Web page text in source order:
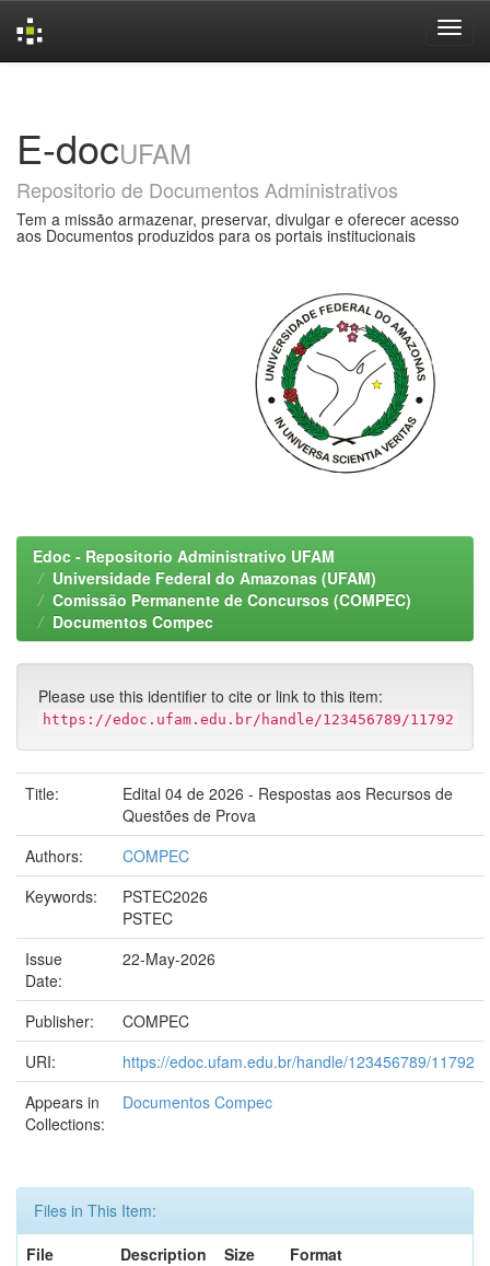
E-docUFAM
Repositorio de Documentos Administrativos
Tem a missão armazenar, preservar, divulgar e oferecer acesso
aos Documentos produzidos para os portais institucionais
Edoc - Repositorio Administrativo UFAM
Universidade Federal do Amazonas (UFAM)
Comissão Permanente de Concursos (COMPEC)
Documentos Compec
Please use this identifier to cite or link to this item:
https://edoc.ufam.edu.br/handle/123456789/11792
Title:
Edital 04 de 2026 - Respostas aos Recursos de
Questões de Prova
Authors:
COMPEC
Keywords:
PSTEC2026
PSTEC
Issue
Date:
22-May-2026
Publisher:
COMPEC
URI:
https://edoc.ufam.edu.br/handle/123456789/11792
Appears in
Collections:
Documentos Compec
Files in This Item:
File
Description Size
Format